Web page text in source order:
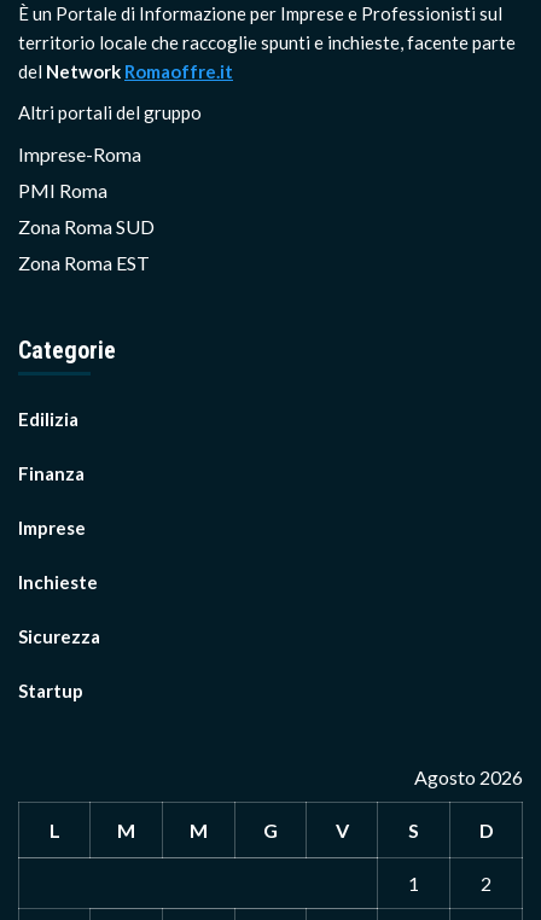
È un Portale di Informazione per Imprese e Professionisti sul
territorio locale che raccoglie spunti e inchieste, facente parte
del Network Romaoffre.it
Altri portali del gruppo
Imprese-Roma
PMI Roma
Zona Roma SUD
Zona Roma EST
Categorie
Edilizia
Finanza
Imprese
Inchieste
Sicurezza
Startup
Agosto 2026
L M M G V S D
1 2